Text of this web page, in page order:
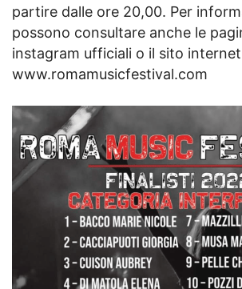
partire dalle ore 20,00. Per
possono consultare anche le
instagram ufficiali o il sito internet
www.romamusicfestival.com